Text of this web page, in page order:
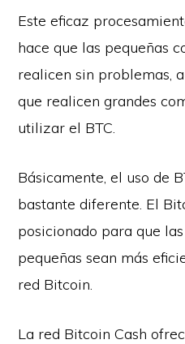
Este eficaz
hace que las pequeñas
realicen sin problemas,
que realicen grandes
utilizar el BTC.
Básicamente, el uso de
bastante diferente. El
posicionado para que
pequeñas sean más
red Bitcoin.
La red Bitcoin Cash